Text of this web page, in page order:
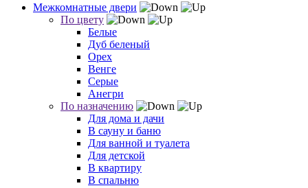
Межкомнатные двери
По цвету
Белые
Дуб беленый
Орех
Венге
Серые
Анегри
По назначению
Для дома и дачи
В сауну и баню
Для ванной и туалета
Для детской
В квартиру
В спальню